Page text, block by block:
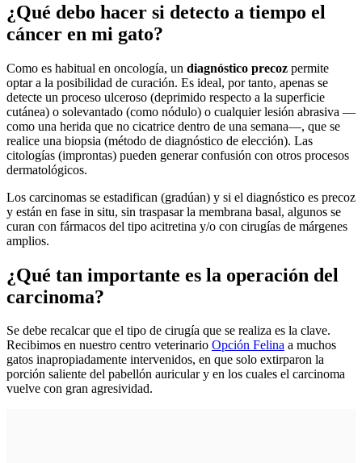
¿Qué debo hacer si detecto a tiempo el
cáncer en mi gato?
Como es habitual en oncología, un diagnóstico precoz permite
optar a la posibilidad de curación. Es ideal, por tanto, apenas se
detecte un proceso ulceroso (deprimido respecto a la superficie
cutánea) o solevantado (como nódulo) o cualquier lesión abrasiva —
como una herida que no cicatrice dentro de una semana—, que se
realice una biopsia (método de diagnóstico de elección). Las
citologías (improntas) pueden generar confusión con otros procesos
dermatológicos.
Los carcinomas se estadifican (gradúan) y si el diagnóstico es precoz
y están en fase in situ, sin traspasar la membrana basal, algunos se
curan con fármacos del tipo acitretina y/o con cirugías de márgenes
amplios.
¿Qué tan importante es la operación del
carcinoma?
Se debe recalcar que el tipo de cirugía que se realiza es la clave.
Recibimos en nuestro centro veterinario Opción Felina a muchos
gatos inapropiadamente intervenidos, en que solo extirparon la
porción saliente del pabellón auricular y en los cuales el carcinoma
vuelve con gran agresividad.